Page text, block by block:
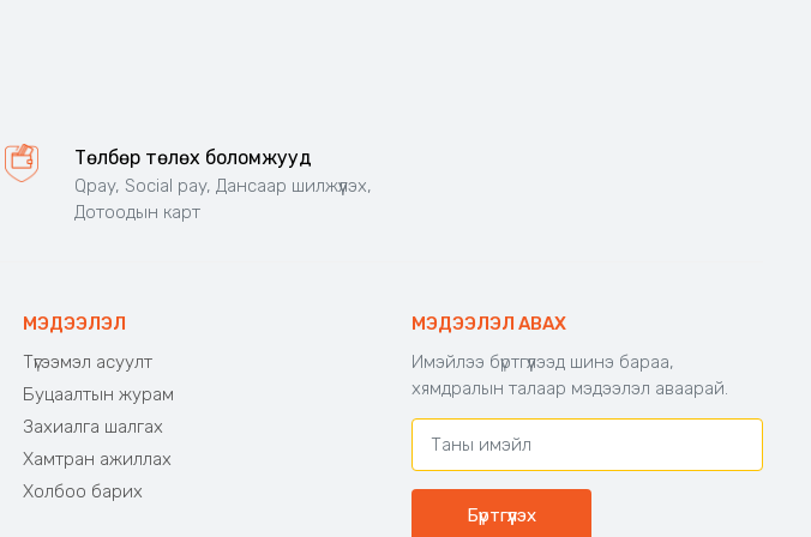
Төлбөр төлөх боломжууд
Qpay, Social pay, Дансаар шилжүүлэх,
Дотоодын карт
МЭДЭЭЛЭЛ
Түгээмэл асуулт
Буцаалтын журам
Захиалга шалгах
Хамтран ажиллах
Холбоо барих
МЭДЭЭЛЭЛ АВАХ
Имэйлээ бүртгүүлээд шинэ бараа,
хямдралын талаар мэдээлэл аваарай.
Бүртгүүлэх